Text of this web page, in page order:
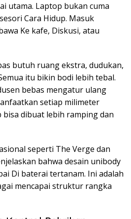
utama. Laptop bukan cuma
Cara Hidup. Masuk
Ke kafe, Diskusi, atau
butuh ruang ekstra, dudukan,
itu bikin bodi lebih tebal.
bebas mengatur ulang
setiap milimeter
bisa dibuat lebih ramping dan
seperti The Verge dan
bahwa desain unibody
Di baterai tertanam. Ini adalah
mencapai struktur rangka